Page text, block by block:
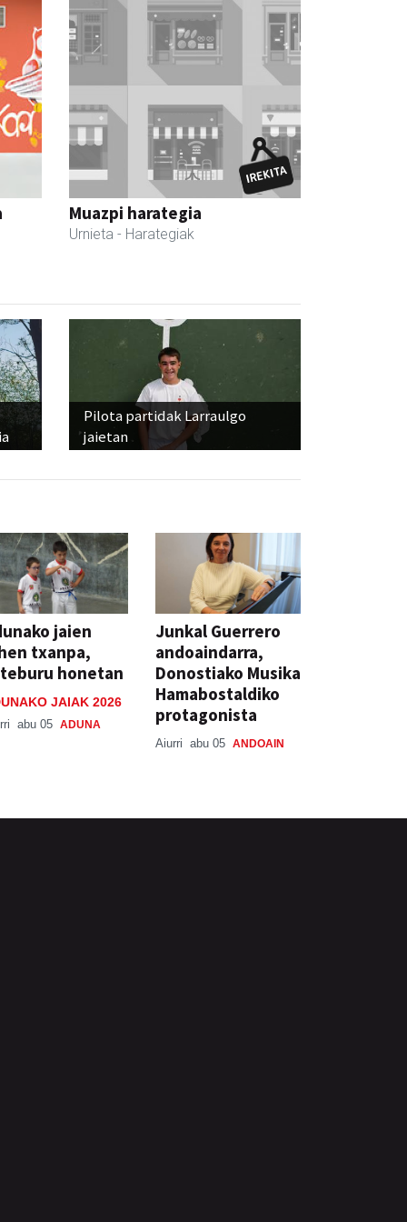
Muazpi harategia
Urnieta - Harategiak
Pilota partidak Larraulgo
jaietan
jaien
txanpa,
honetan
JAIAK 2026
abu 05 ADUNA
Junkal Guerrero
andoaindarra,
Donostiako Musika
Hamabostaldiko
protagonista
Aiurri abu 05 ANDOAIN